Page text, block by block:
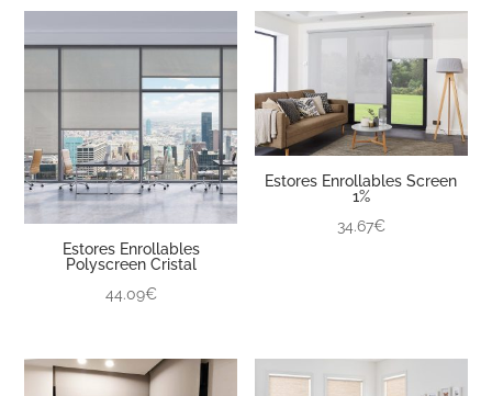
Estores Enrollables
Polyscreen Cristal
44.09€
Estores Enrollables Screen
1%
34.67€